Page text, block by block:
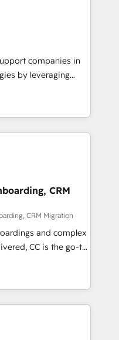
BOOMS,
accelerating your
as an undisputed
designed to
and optimize your
our growth-first
their
companies in
by leveraging
marketing and
Our offer spans
specialize in CRM
web design, sales
tech companies
we are committed to
their
through
integration of
ecosystem. Would
inbound
With 125+
most certified
& French.
CRM
CRM Migration
and complex
CC is the go-to
ready to
We specialize
and
Salesforce, NetSuite,
fragmented